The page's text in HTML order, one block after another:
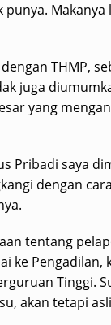
Makanya
THMP,
juga
yang
Pribadi saya
dengan
tentang
ke Pengadilan,
Tinggi.
akan tetapi